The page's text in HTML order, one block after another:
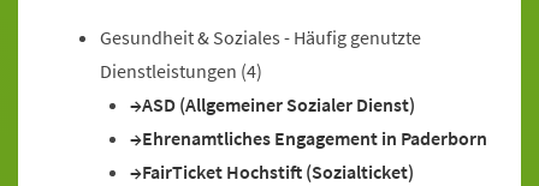
Gesundheit & Soziales - Häufig genutzte
Dienstleistungen (4)
ASD (Allgemeiner Sozialer Dienst)
Ehrenamtliches Engagement in Paderborn
FairTicket Hochstift (Sozialticket)